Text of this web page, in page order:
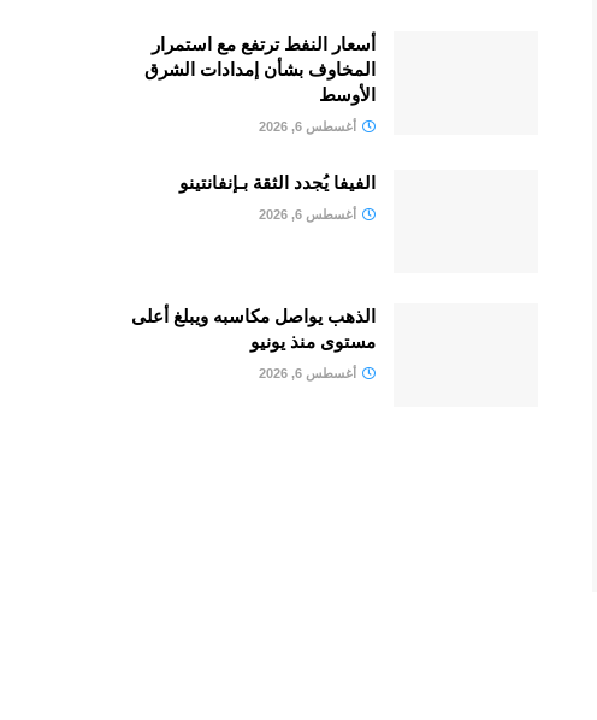
أسعار النفط ترتفع مع استمرار
المخاوف بشأن إمدادات الشرق
الأوسط
أغسطس 6, 2026
الفيفا يُجدد الثقة بـإنفانتينو
أغسطس 6, 2026
الذهب يواصل مكاسبه ويبلغ أعلى
مستوى منذ يونيو
أغسطس 6, 2026